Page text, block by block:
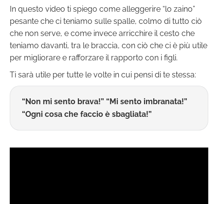
In questo video ti spiego come alleggerire “lo zaino”
pesante che ci teniamo sulle spalle, colmo di tutto ciò
che non serve, e come invece arricchire il cesto che
teniamo davanti, tra le braccia, con ciò che ci è più utile
per migliorare e rafforzare il rapporto con i figli.
Ti sarà utile per tutte le volte in cui pensi di te stessa:
“Non mi sento brava!” “Mi sento imbranata!”
“Ogni cosa che faccio è sbagliata!”